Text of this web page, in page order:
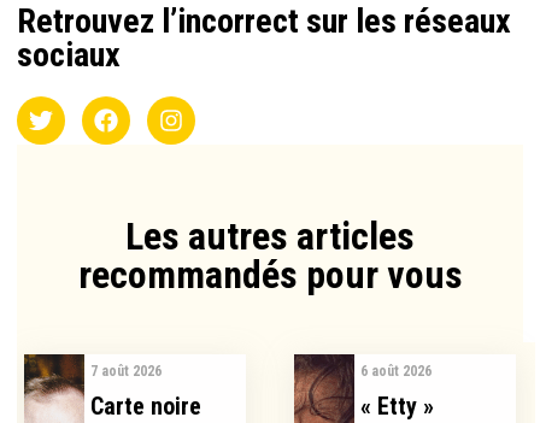
Retrouvez l’incorrect sur les réseaux
sociaux
Les autres articles
recommandés pour vous​
7 août 2026
Carte noire
6 août 2026
« Etty »